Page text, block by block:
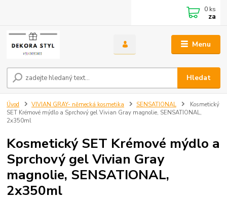
Menu
Hledat
0 ks
za
Úvod VIVIAN GRAY- německá kosmetika SENSATIONAL
Kosmetický
SET Krémové mýdlo a Sprchový gel Vivian Gray magnolie, SENSATIONAL,
2x350ml
Kosmetický SET Krémové mýdlo a
Sprchový gel Vivian Gray
magnolie, SENSATIONAL,
2x350ml